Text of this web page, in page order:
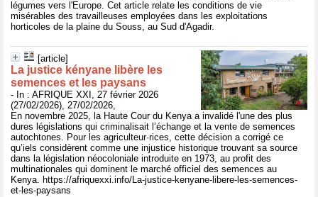
légumes vers l'Europe. Cet article relate les conditions de vie
misérables des travailleuses employées dans les exploitations
horticoles de la plaine du Souss, au Sud d'Agadir.
[article]
La justice kényane libère les
semences et les paysans
- In : AFRIQUE XXI, 27 février 2026
(27/02/2026), 27/02/2026,
En novembre 2025, la Haute Cour du Kenya a invalidé l'une des plus
dures législations qui criminalisait l’échange et la vente de semences
autochtones. Pour les agriculteur·rices, cette décision a corrigé ce
qu’iels considèrent comme une injustice historique trouvant sa source
dans la législation néocoloniale introduite en 1973, au profit des
multinationales qui dominent le marché officiel des semences au
Kenya. https://afriquexxi.info/La-justice-kenyane-libere-les-semences-
et-les-paysans